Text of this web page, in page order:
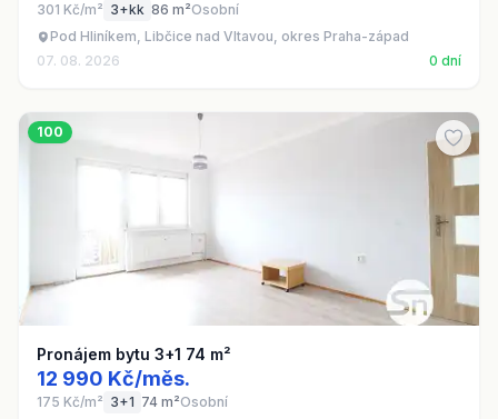
301 Kč/m² 3+kk 86 m²Osobní
Pod Hliníkem, Libčice nad Vltavou, okres Praha-západ
07. 08. 2026
0 dní
100
Pronájem bytu 3+1 74 m²
12 990 Kč/měs.
175 Kč/m² 3+1 74 m²Osobní